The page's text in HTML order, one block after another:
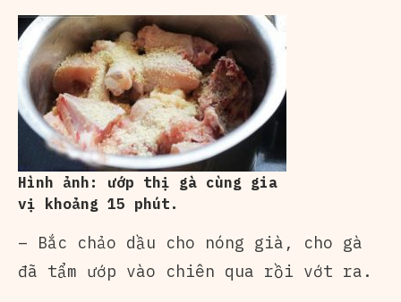
Hình ảnh: ướp thị gà cùng gia
vị khoảng 15 phút.
– Bắc chảo dầu cho nóng già, cho gà
đã tẩm ướp vào chiên qua rồi vớt ra.